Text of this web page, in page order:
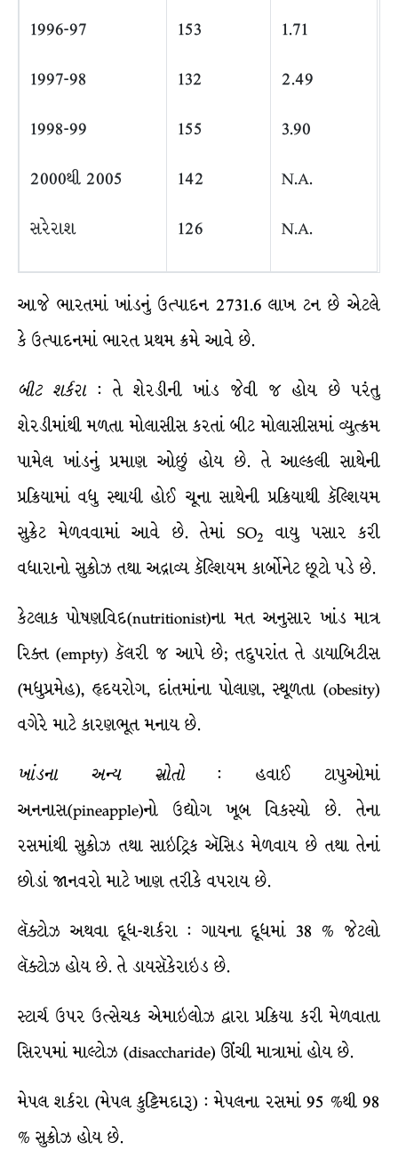
1996-97
1997-98
1998-99
2000થી 2005
સરેરાશ
153
132
155
142
126
1.71
2.49
3.90
N.A.
N.A.
આજે ભારતમાં ખાંડનું ઉત્પાદન 2731.6 લાખ ટન છે એટલે
કે ઉત્પાદનમાં ભારત પ્રથમ ક્રમે આવે છે.
બીટ શર્કરા: તે શેરડીની ખાંડ જેવી જ હોય છે પરંતુ
શેરડીમાંથી મળતા મોલાસીસ કરતાં બીટ મોલાસીસમાં વ્યુત્ક્રમ
પામેલ ખાંડનું પ્રમાણ ઓછું હોય છે. તે આલ્કલી સાથેની
પ્રક્રિયામાં વધુ સ્થાયી હોઈ ચૂના સાથેની પ્રક્રિયાથી કૅલ્શિયમ
સુક્રેટ મેળવવામાં આવે છે. તેમાં SO2
વાયુ પસાર કરી
વધારાનો સુક્રોઝ તથા અદ્રાવ્ય કૅલ્શિયમ કાર્બોનેટ છૂટો પડે છે.
કેટલાક પોષણવિદ(nutritionist)ના મત અનુસાર ખાંડ માત્ર
રિક્ત (empty) કૅલરી જ આપે છે; તદુપરાંત તે ડાયાબિટીસ
(મધુપ્રમેહ), હૃદયરોગ, દાંતમાંના પોલાણ, સ્થૂળતા (obesity)
વગેરે માટે કારણભૂત મનાય છે.
ખાંડના
અન્ય સ્રોતો: હવાઈ ટાપુઓમાં
અનનાસ(pineapple)નો ઉદ્યોગ ખૂબ વિકસ્યો છે. તેના
રસમાંથી સુક્રોઝ તથા સાઇટ્રિક ઍસિડ મેળવાય છે તથા તેનાં
છોડાં જાનવરો માટે ખાણ તરીકે વપરાય છે.
લૅક્ટોઝ અથવા દૂધ-શર્કરા : ગાયના દૂધમાં 38 % જેટલો
લૅક્ટોઝ હોય છે. તે ડાયસૅકેરાઇડ છે.
સ્ટાર્ચ ઉપર ઉત્સેચક એમાઇલોઝ દ્વારા પ્રક્રિયા કરી મેળવાતા
સિરપમાં માલ્ટોઝ (disaccharide) ઊંચી માત્રામાં હોય છે.
મેપલ શર્કરા (મેપલ કુટ્ટિમદારૂ) : મેપલના રસમાં 95 %થી 98
% સુક્રોઝ હોય છે.